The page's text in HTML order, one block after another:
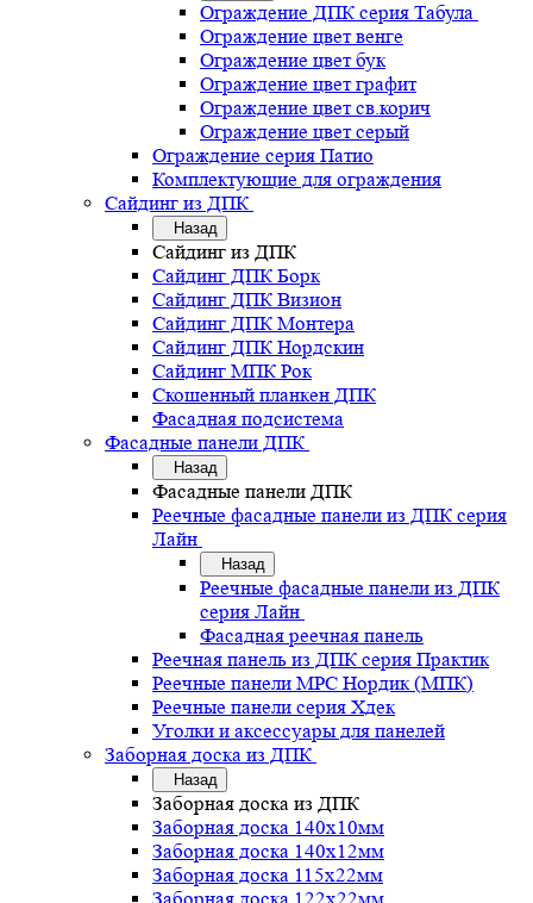
Ограждение ДПК серия Табула
Ограждение цвет венге
Ограждение цвет бук
Ограждение цвет графит
Ограждение цвет св.корич
Ограждение цвет серый
Ограждение серия Патио
Комплектующие для ограждения
Сайдинг из ДПК
Назад
Сайдинг из ДПК
Сайдинг ДПК Борк
Сайдинг ДПК Визион
Сайдинг ДПК Монтера
Сайдинг ДПК Нордскин
Сайдинг МПК Рок
Скошенный планкен ДПК
Фасадная подсистема
Фасадные панели ДПК
Назад
Фасадные панели ДПК
Реечные фасадные панели из ДПК серия
Лайн
Назад
Реечные фасадные панели из ДПК
серия Лайн
Фасадная реечная панель
Реечная панель из ДПК серия Практик
Реечные панели MPC Нордик (МПК)
Реечные панели серия Хдек
Уголки и аксессуары для панелей
Заборная доска из ДПК
Назад
Заборная доска из ДПК
Заборная доска 140х10мм
Заборная доска 140х12мм
Заборная доска 115х22мм